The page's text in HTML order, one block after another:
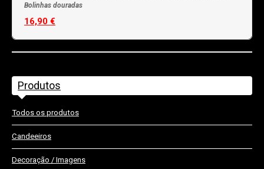
Produtos
Todos os produtos
Candeeiros
Decoração / Imagens
Bolinhas douradas
16,90 €